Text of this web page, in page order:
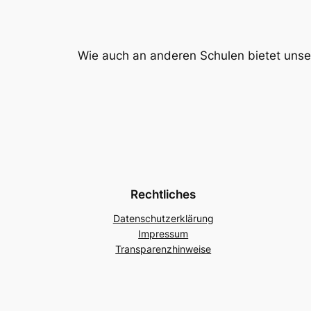
Wie auch an anderen Schulen bietet
Rechtliches
Datenschutzerklärung
Impressum
Transparenzhinweise